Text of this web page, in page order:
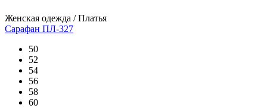
Женская одежда / Платья
Сарафан ПЛ-327
50
52
54
56
58
60